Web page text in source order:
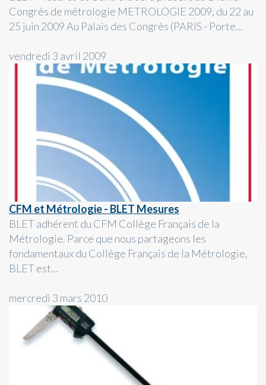
Congrès de métrologie METROLOGIE 2009, du 22 au
25 juin 2009 Au Palais des Congrès (PARIS - Porte...
vendredi 3 avril 2009
CFM et Métrologie - BLET Mesures
BLET adhérent du CFM Collège Français de la
Métrologie. Parce que nous partageons les
fondamentaux du Collège Français de la Métrologie,
BLET est...
mercredi 3 mars 2010